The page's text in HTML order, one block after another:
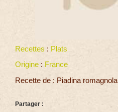
Recettes : Plats
Origine : France
Recette de : Piadina romagnola
Partager :